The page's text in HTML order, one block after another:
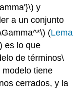
y
a un conjunto
(Lema
es lo que
de términos\
modelo tiene
cerrados, y la